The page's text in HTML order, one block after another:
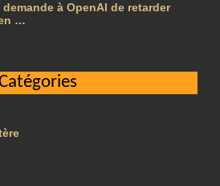
à OpenAI de retarder
…